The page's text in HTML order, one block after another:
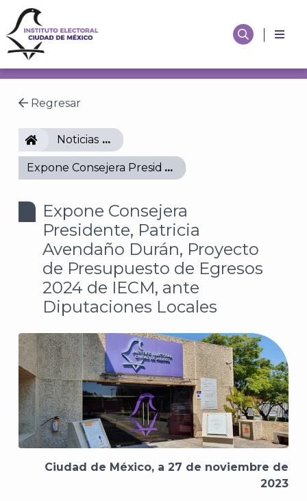
Regresar
IECMNoticias
Expone Consejera Presidente, Patricia Avendaño
Expone Consejera
Presidente, Patricia
Avendaño Durán, Proyecto
de Presupuesto de Egresos
2024 de IECM, ante
Diputaciones Locales
Ciudad de México, a 27 de noviembre de
2023